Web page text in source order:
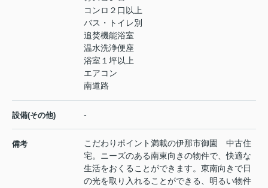
コンロ２口以上
バス・トイレ別
追焚機能浴室
温水洗浄便座
浴室１坪以上
エアコン
南道路
設備(その他) -
備考
こだわりポイント満載の伊那市御園 中古住
宅。ニーズのある南東向きの物件で、快適な
生活をおくることができます。東南向きで日
の光を取り入れることができる、明るい物件